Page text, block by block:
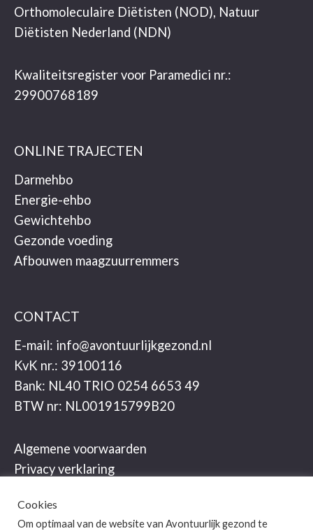
Orthomoleculaire Diëtisten (NOD), Natuur
Diëtisten Nederland (NDN)
Kwaliteitsregister voor Paramedici nr.:
29900768189
ONLINE TRAJECTEN
Darmehbo
Energie-ehbo
Gewichtehbo
Gezonde voeding
Afbouwen maagzuurremmers
CONTACT
E-mail: info@avontuurlijkgezond.nl
KvK nr.: 39100116
Bank: NL40 TRIO 0254 6653 49
BTW nr: NL001915799B20
Algemene voorwaarden
Privacy verklaring
Cookies
Om optimaal van de website van Avontuurlijk gezond te